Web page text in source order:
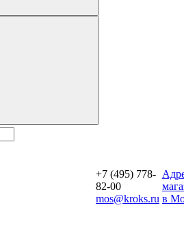
+7 (495) 778-
82-00
mos@kroks.ru в